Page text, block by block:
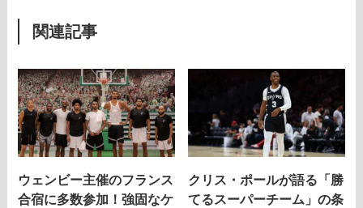
関連記事
ウェンビー主催のフランス
合宿に多数参加！強固なケ
クリス・ポールが語る「勝
てるスーパーチーム」の条